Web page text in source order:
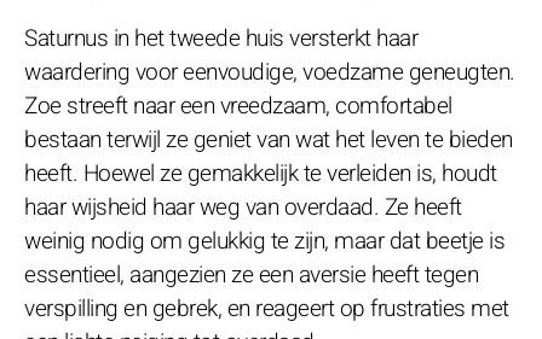
Saturnus in het tweede huis versterkt haar
waardering voor eenvoudige, voedzame geneugten.
Zoe streeft naar een vreedzaam, comfortabel
bestaan terwijl ze geniet van wat het leven te bieden
heeft. Hoewel ze gemakkelijk te verleiden is, houdt
haar wijsheid haar weg van overdaad. Ze heeft
weinig nodig om gelukkig te zijn, maar dat beetje is
essentieel, aangezien ze een aversie heeft tegen
verspilling en gebrek, en reageert op frustraties met